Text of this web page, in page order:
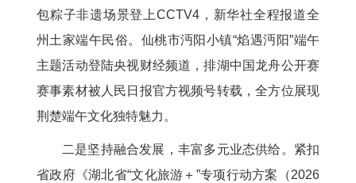
包粽子非遗场景登上CCTV4，新华社全程报道全
州土家端午民俗。仙桃市沔阳小镇“焰遇沔阳”端午
主题活动登陆央视财经频道，排湖中国龙舟公开赛
赛事素材被人民日报官方视频号转载，全方位展现
荆楚端午文化独特魅力。
二是坚持融合发展，丰富多元业态供给。紧扣
省政府《湖北省“文化旅游＋”专项行动方案（2026